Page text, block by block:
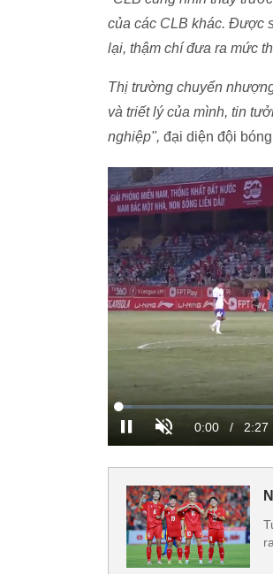
của các CLB khác. Được
lại, thậm chí đưa ra mức
Thị trường chuyển
và triết lý của mình, tin
nghiệp", đại diện đội